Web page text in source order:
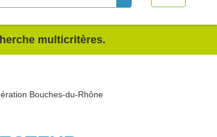
multicritères.
Bouches-du-Rhône